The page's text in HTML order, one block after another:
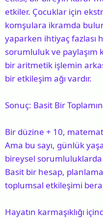
etkiler. Çocuklar için
komşulara ikramda
yaparken ihtiyaç fazlası
sorumluluk ve paylaşım
bir aritmetik işlemin
bir etkileşim ağı vardır.
Sonuç: Basit Bir
Bir düzine + 10,
Ama bu sayı, günlük
bireysel
Basit bir hesap,
toplumsal etkileşimi
Hayatın karmaşıklığı